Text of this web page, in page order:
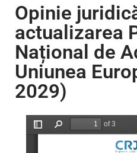
Opinie
actualizarea
Național de
Uniunea
2029)